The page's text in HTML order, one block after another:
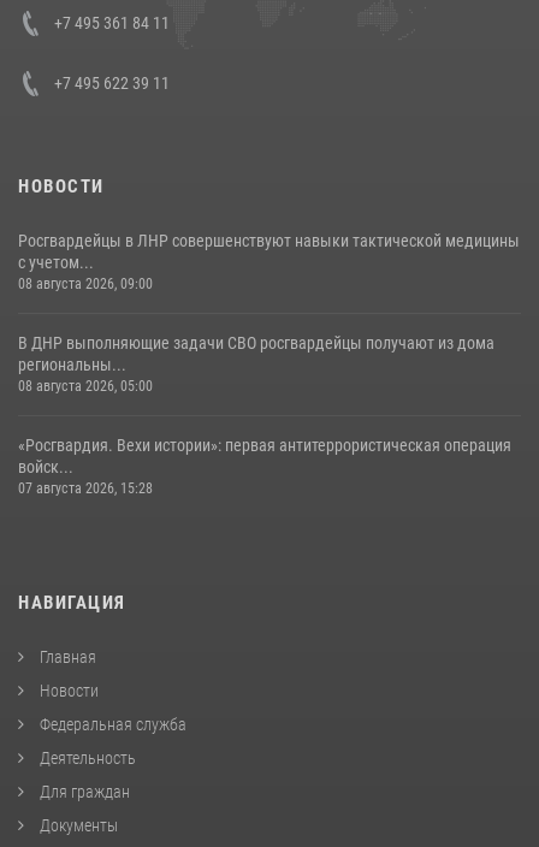
Кавказском федеральном округе Виталием Кузнецовым
+7 495 361 84 11
+7 495 622 39 11
НОВОСТИ
Росгвардейцы в ЛНР совершенствуют навыки тактической медицины
с учетом...
08 августа 2026, 09:00
В ДНР выполняющие задачи СВО росгвардейцы получают из дома
региональны...
08 августа 2026, 05:00
«Росгвардия. Вехи истории»: первая антитеррористическая операция
войск...
07 августа 2026, 15:28
НАВИГАЦИЯ
Главная
Новости
Федеральная служба
Деятельность
Для граждан
Документы